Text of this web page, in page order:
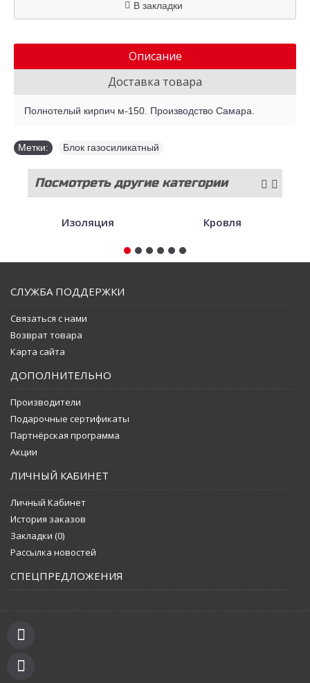
В закладки
Описание
Доставка товара
Полнотелый кирпич м-150. Производство Самара.
Метки: Блок газосиликатный
Посмотреть другие категории
Изоляция Кровля
СЛУЖБА ПОДДЕРЖКИ
Связаться с нами
Возврат товара
Карта сайта
ДОПОЛНИТЕЛЬНО
Производители
Подарочные сертификаты
Партнёрская программа
Акции
ЛИЧНЫЙ КАБИНЕТ
Личный Кабинет
История заказов
Закладки (0)
Рассылка новостей
СПЕЦПРЕДЛОЖЕНИЯ